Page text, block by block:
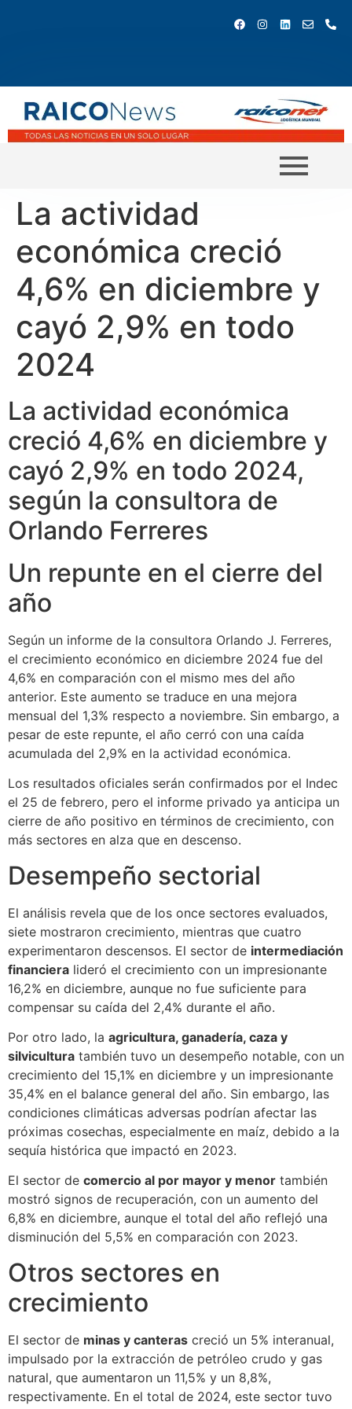
La actividad
económica creció
4,6% en diciembre y
cayó 2,9% en todo
2024
La actividad económica
creció 4,6% en diciembre y
cayó 2,9% en todo 2024,
según la consultora de
Orlando Ferreres
Un repunte en el cierre del
año
Según un informe de la consultora Orlando J. Ferreres,
el crecimiento económico en diciembre 2024 fue del
4,6% en comparación con el mismo mes del año
anterior. Este aumento se traduce en una mejora
mensual del 1,3% respecto a noviembre. Sin embargo, a
pesar de este repunte, el año cerró con una caída
acumulada del 2,9% en la actividad económica.
Los resultados oficiales serán confirmados por el Indec
el 25 de febrero, pero el informe privado ya anticipa un
cierre de año positivo en términos de crecimiento, con
más sectores en alza que en descenso.
Desempeño sectorial
El análisis revela que de los once sectores evaluados,
siete mostraron crecimiento, mientras que cuatro
experimentaron descensos. El sector de intermediación
financiera lideró el crecimiento con un impresionante
16,2% en diciembre, aunque no fue suficiente para
compensar su caída del 2,4% durante el año.
Por otro lado, la agricultura, ganadería, caza y
silvicultura también tuvo un desempeño notable, con un
crecimiento del 15,1% en diciembre y un impresionante
35,4% en el balance general del año. Sin embargo, las
condiciones climáticas adversas podrían afectar las
próximas cosechas, especialmente en maíz, debido a la
sequía histórica que impactó en 2023.
El sector de comercio al por mayor y menor también
mostró signos de recuperación, con un aumento del
6,8% en diciembre, aunque el total del año reflejó una
disminución del 5,5% en comparación con 2023.
Otros sectores en
crecimiento
El sector de minas y canteras creció un 5% interanual,
impulsado por la extracción de petróleo crudo y gas
natural, que aumentaron un 11,5% y un 8,8%,
respectivamente. En el total de 2024, este sector tuvo